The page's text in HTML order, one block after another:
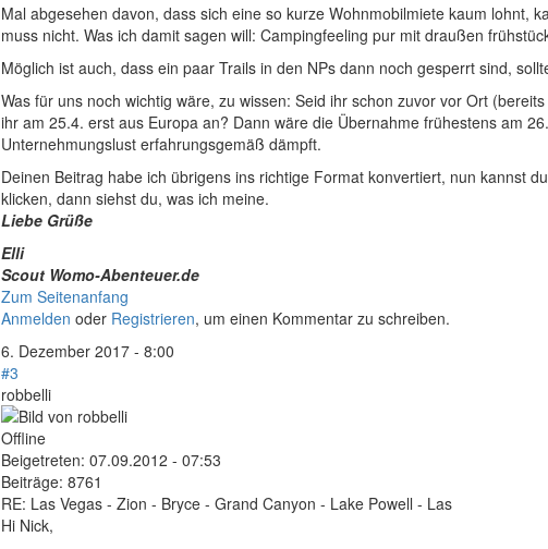
Mal abgesehen davon, dass sich eine so kurze Wohnmobilmiete kaum lohnt,
muss nicht. Was ich damit sagen will: Campingfeeling pur mit draußen
Möglich ist auch, dass ein paar Trails in den NPs dann noch gesperrt sind,
Was für uns noch wichtig wäre, zu wissen: Seid ihr schon zuvor vor Ort
ihr am 25.4. erst aus Europa an? Dann wäre die Übernahme frühestens am
Unternehmungslust erfahrungsgemäß dämpft.
Deinen Beitrag habe ich übrigens ins richtige Format konvertiert, nun kannst
klicken, dann siehst du, was ich meine.
Liebe Grüße
Elli
Scout Womo-Abenteuer.de
Zum Seitenanfang
Anmelden oder Registrieren, um einen Kommentar zu schreiben.
6. Dezember 2017 - 8:00
#3
robbelli
Offline
Beigetreten: 07.09.2012 - 07:53
Beiträge: 8761
RE: Las Vegas - Zion - Bryce - Grand Canyon - Lake Powell - Las
Hi Nick,